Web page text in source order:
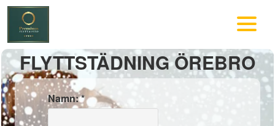
FLYTTSTÄDNING ÖREBRO
Namn: *